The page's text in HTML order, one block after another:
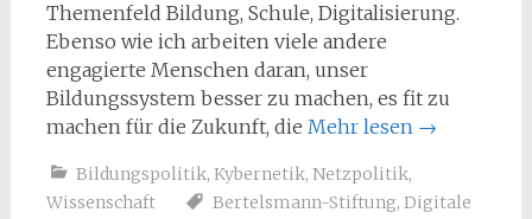
Themenfeld Bildung, Schule, Digitalisierung.
Ebenso wie ich arbeiten viele andere
engagierte Menschen daran, unser
Bildungssystem besser zu machen, es fit zu
machen für die Zukunft, die Mehr lesen →
Bildungspolitik, Kybernetik, Netzpolitik,
Wissenschaft
Bertelsmann-Stiftung, Digitale